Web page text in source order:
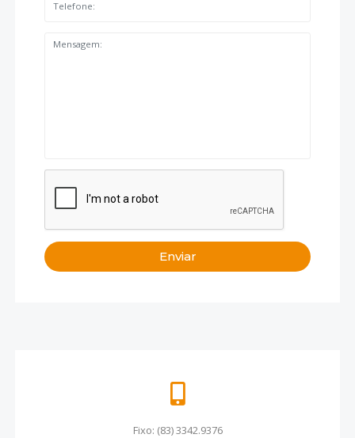
Fixo: (83) 3342.9376